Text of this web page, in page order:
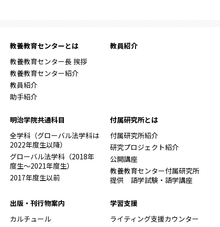
教養教育センターとは
教養教育センター長 挨拶
教養教育センター紹介
教員紹介
助手紹介
教員紹介
明治学院共通科目
全学科（グローバル法学科は
2022年度生以降）
グローバル法学科（2018年
度生～2021年度生）
2017年度生以前
付属研究所とは
付属研究所紹介
研究プロジェクト紹介
公開講座
教養教育センター付属研究所
提供 語学試験・語学講座
出版・刊行物案内
カルチュール
学習支援
ライティング支援カウンター